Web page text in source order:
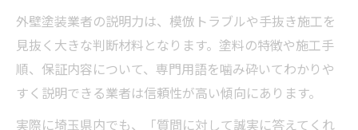
外壁塗装業者の説明力は、模倣トラブルや手抜き施工を
見抜く大きな判断材料となります。塗料の特徴や施工手
順、保証内容について、専門用語を噛み砕いてわかりや
すく説明できる業者は信頼性が高い傾向にあります。
実際に埼玉県内でも、「質問に対して誠実に答えてくれ